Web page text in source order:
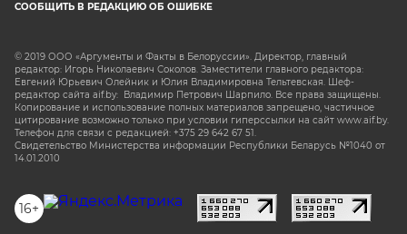
СООБЩИТЬ В РЕДАКЦИЮ ОБ ОШИБКЕ
© 2019 ООО «Аргументы и Факты в Белоруссии». Директор, главный
редактор: Игорь Николаевич Соколов. Заместители главного редактора:
Евгений Юрьевич Олейник и Юлия Владимировна Тельтевская. Шеф-
редактор сайта aif.by: Владимир Петрович Шарпило. Все права защищены.
Копирование и использование полных материалов запрещено, частичное
цитирование возможно только при условии гиперссылки на сайт www.aif.by.
Телефон для связи с редакцией: +375 29 642 67 51.
Свидетельство Министерства информации Республики Беларусь №1040 от
14.01.2010
16+